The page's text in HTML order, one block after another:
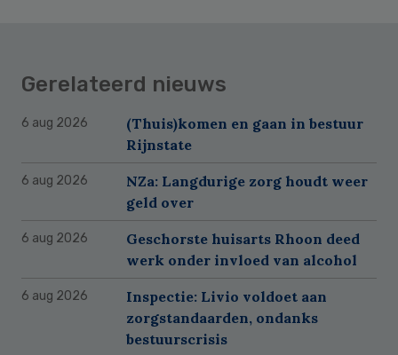
Gerelateerd nieuws
6 aug 2026
(Thuis)komen en gaan in bestuur
Rijnstate
6 aug 2026
NZa: Langdurige zorg houdt weer
geld over
6 aug 2026
Geschorste huisarts Rhoon deed
werk onder invloed van alcohol
6 aug 2026
Inspectie: Livio voldoet aan
zorgstandaarden, ondanks
bestuurscrisis